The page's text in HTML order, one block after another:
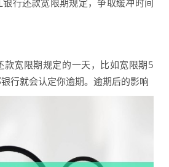
款宽限期规定的一天，比如宽限期5
行就会认定你逾期。逾期后的影响